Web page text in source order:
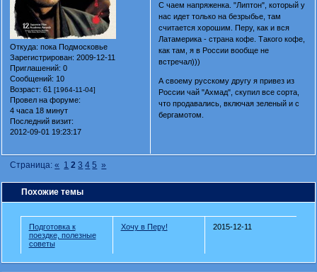
Откуда: пока Подмосковье
Зарегистрирован: 2009-12-11
Приглашений: 0
Сообщений: 10
Возраст: 61[1964-11-04]
Провел на форуме:
4 часа 18 минут
Последний визит:
2012-09-01 19:23:17
С чаем напряженка. "Липтон", который у
нас идет только на безрыбье, там
считается хорошим. Перу, как и вся
Латамерика - страна кофе. Такого кофе,
как там, я в России вообще не
встречал)))
А своему русскому другу я привез из
России чай "Ахмад", скупил все сорта,
что продавались, включая зеленый и с
бергамотом.
Страница:« 1 2 3 4 5 »
Похожие темы
Подготовка к
поездке, полезные
советы
Хочу в Перу! 2015-12-11